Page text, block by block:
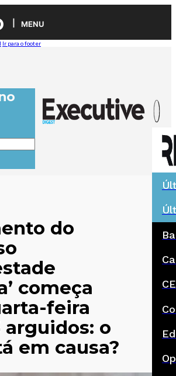
MENU
Ir para o footer
do
começa
feira
arguidos: o
em causa?